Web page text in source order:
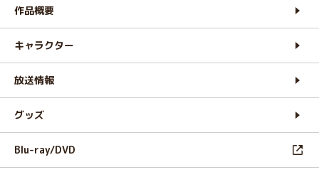
作品概要
キャラクター
放送情報
グッズ
Blu-ray/DVD